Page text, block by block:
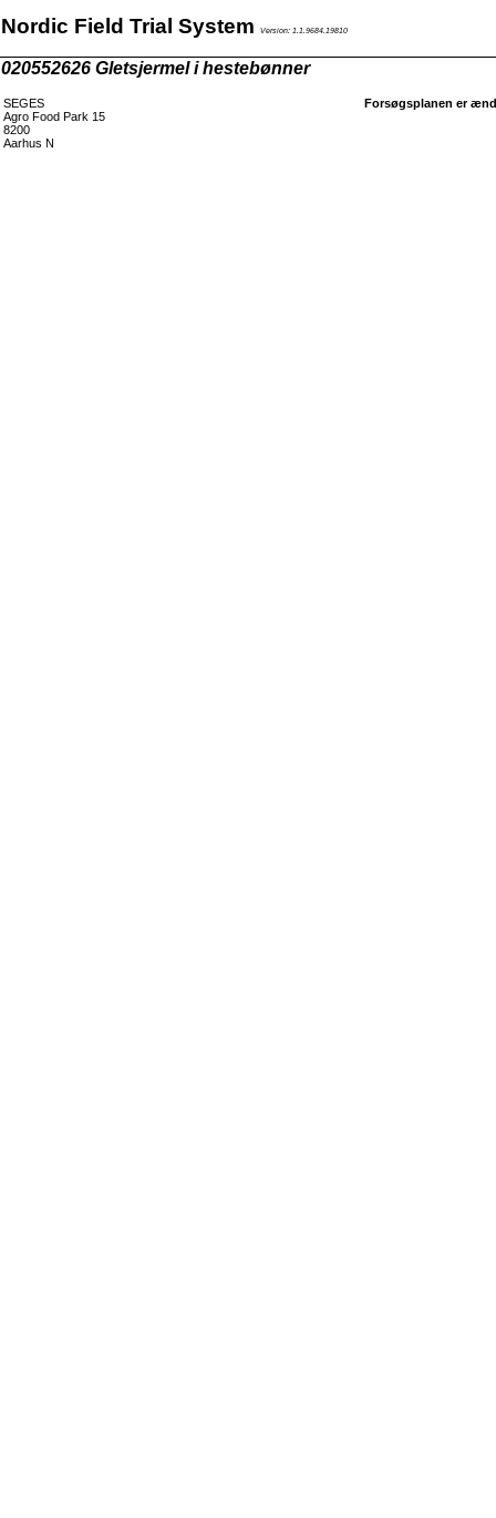
Nordic Field Trial System Version: 1.1.9684.19810
020552626 Gletsjermel i hestebønner
SEGES
Agro Food Park 15
8200
Aarhus N
Forsøgsplanen er